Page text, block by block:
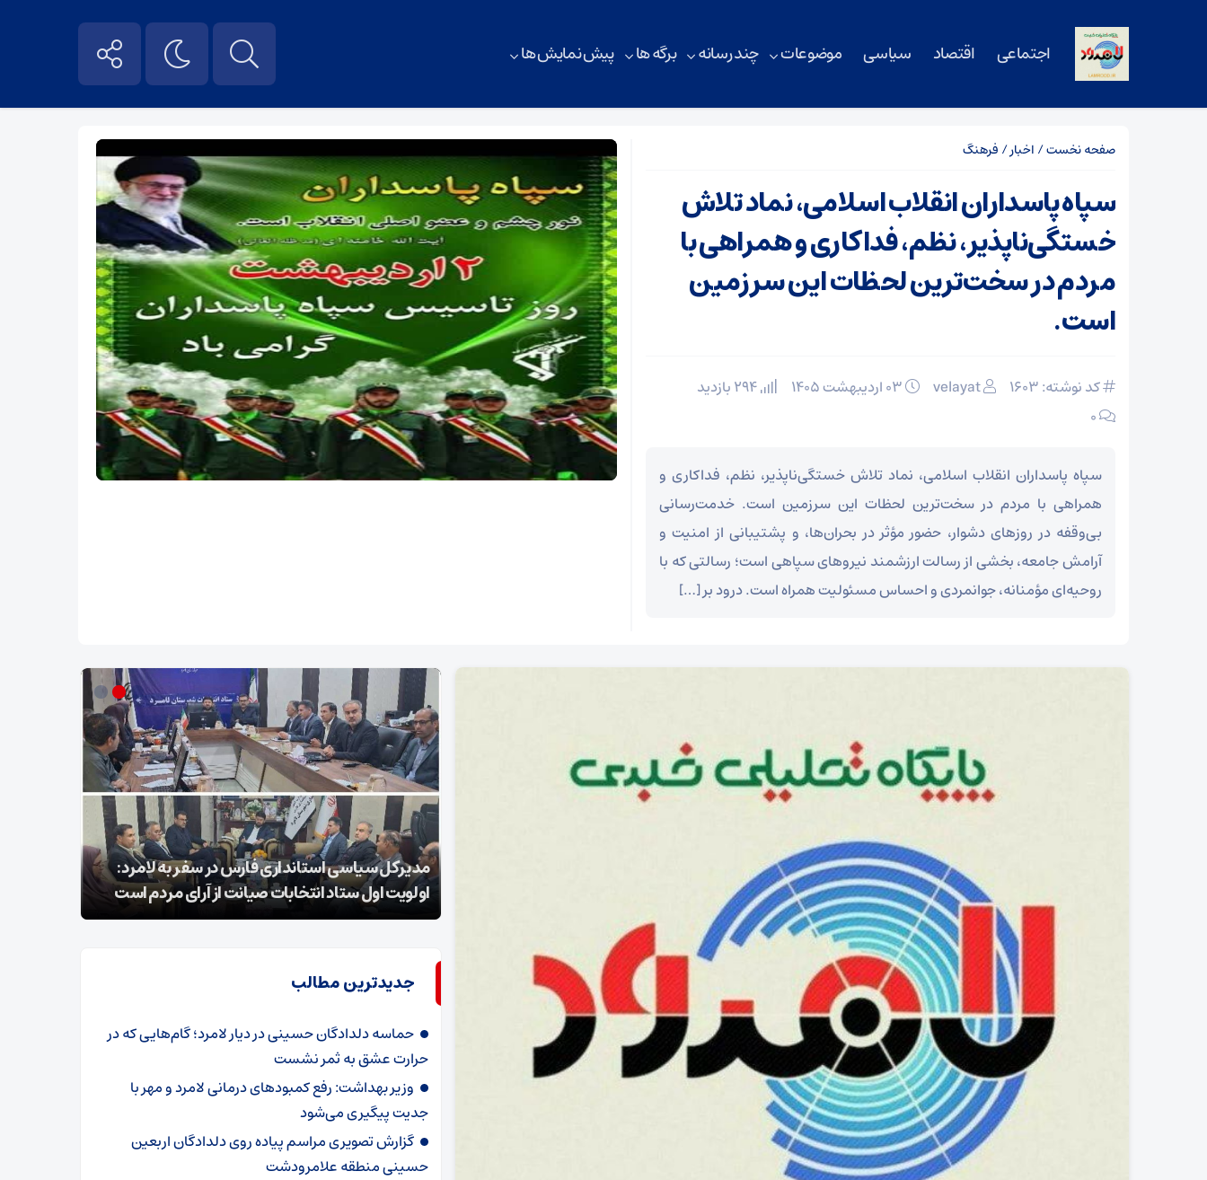
اجتماعی اقتصاد سیاسی موضوعات چند رسانه برگه ها پیش نمایش ها
صفحه نخست/ اخبار/ فرهنگ
سپاه پاسداران انقلاب اسلامی، نماد تلاش
خستگی‌ناپذیر، نظم، فداکاری و همراهی با
مردم در سخت‌ترین لحظات این سرزمین
است.
کد نوشته: 1603 velayat
۰
سپاه پاسداران انقلاب اسلامی، نماد تلاش خستگی‌ناپذیر، نظم، فداکاری و
همراهی با مردم در سخت‌ترین لحظات این سرزمین است. خدمت‌رسانی
بی‌وقفه در روزهای دشوار، حضور مؤثر در بحران‌ها، و پشتیبانی از امنیت و
آرامش جامعه، بخشی از رسالت ارزشمند نیروهای سپاهی است؛ رسالتی که با
روحیه‌ای مؤمنانه، جوانمردی و احساس مسئولیت همراه است. درود بر […]
شکوه موج چهل و هفتم مردم انقلابی لامرد /این
مردم واقعا مبعوث شده اند.
مدیرکل سیاسی استانداری فارس در سفر به لامرد:
اولویت اول ستاد انتخابات صیانت از آرای مردم است
جدیدترین مطالب
حماسه دلدادگان حسینی در دیار لامرد؛ گام‌هایی که در
حرارت عشق به ثمر نشست
وزیر بهداشت: رفع کمبودهای درمانی لامرد و مهر با
جدیت پیگیری می‌شود
گزارش تصویری مراسم پیاده روی دلدادگان اربعین
حسینی منطقه علامرودشت